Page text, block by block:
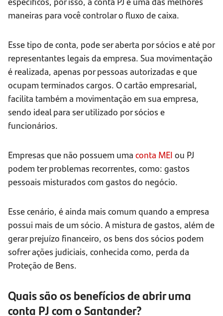
maneiras para você controlar o fluxo de caixa.
Esse tipo de conta, pode ser aberta por sócios e até por
representantes legais da empresa. Sua movimentação
é realizada, apenas por pessoas autorizadas e que
ocupam terminados cargos. O cartão empresarial,
facilita também a movimentação em sua empresa,
sendo ideal para ser utilizado por sócios e
funcionários.
Empresas que não possuem uma conta MEI ou PJ
podem ter problemas recorrentes, como: gastos
pessoais misturados com gastos do negócio.
Esse cenário, é ainda mais comum quando a empresa
possui mais de um sócio. A mistura de gastos, além de
gerar prejuízo financeiro, os bens dos sócios podem
sofrer ações judiciais, conhecida como, perda da
Proteção de Bens.
Quais são os benefícios de abrir uma
conta PJ com o Santander?